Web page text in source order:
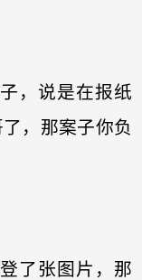
，说是在报纸
，那案子你负
了张图片，那